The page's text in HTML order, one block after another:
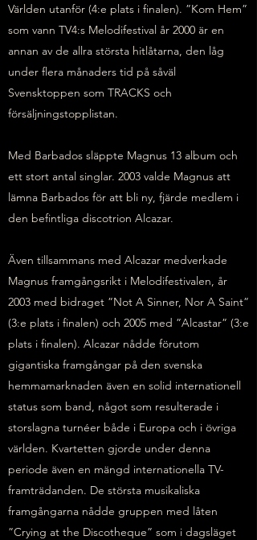
Världen utanför (4:e plats i finalen). ”Kom Hem”
som vann TV4:s Melodifestival år 2000 är en
annan av de allra största hitlåtarna, den låg
under flera månaders tid på såväl
Svensktoppen som TRACKS och
försäljningstopplistan.
Med Barbados släppte Magnus 13 album och
ett stort antal singlar. 2003 valde Magnus att
lämna Barbados för att bli ny, fjärde medlem i
den befintliga discotrion Alcazar.
Även tillsammans med Alcazar medverkade
Magnus framgångsrikt i Melodifestivalen, år
2003 med bidraget ”Not A Sinner, Nor A Saint”
(3:e plats i finalen) och 2005 med ”Alcastar” (3:e
plats i finalen). Alcazar nådde förutom
gigantiska framgångar på den svenska
hemmamarknaden även en solid internationell
status som band, något som resulterade i
storslagna turnéer både i Europa och i övriga
världen. Kvartetten gjorde under denna
periode även en mängd internationella TV-
framträdanden. De största musikaliska
framgångarna nådde gruppen med låten
”Crying at the Discotheque” som i dagsläget